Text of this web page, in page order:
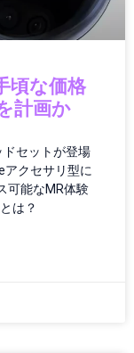
頃な価格
計画か
セットが登場
クセサリ型に
可能なMR体験
は？